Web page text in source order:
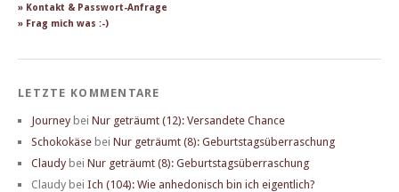
» Kontakt & Passwort-Anfrage
» Frag mich was :-)
LETZTE KOMMENTARE
Journey bei Nur geträumt (12): Versandete Chance
Schokokäse bei Nur geträumt (8): Geburtstagsüberraschung
Claudy bei Nur geträumt (8): Geburtstagsüberraschung
Claudy bei Ich (104): Wie anhedonisch bin ich eigentlich?